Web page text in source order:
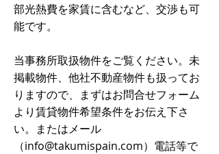
部光熱費を家賃に含むなど、交渉も可
能です。
当事務所取扱物件をご覧ください。未
掲載物件、他社不動産物件も扱ってお
りますので、まずはお問合せフォーム
より賃貸物件希望条件をお伝え下さ
い。またはメール
（info@takumispain.com）電話等で